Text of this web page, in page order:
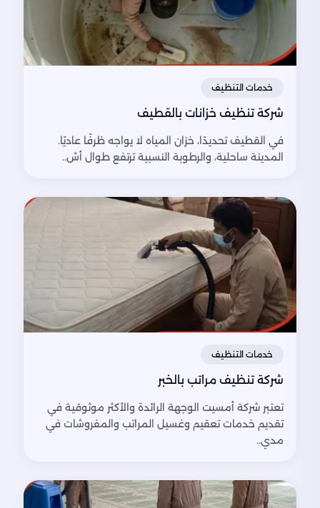
خدمات التنظيف
شركة تنظيف خزانات بالقطيف
في القطيف تحديدًا، خزان المياه لا يواجه ظرفًا عاديًا.
المدينة ساحلية، والرطوبة النسبية ترتفع طوال أش..
خدمات التنظيف
شركة تنظيف مراتب بالخبر
تعتبر شركة أمسيت الوجهة الرائدة والأكثر موثوقية في
تقديم خدمات تعقيم وغسيل المراتب والمفروشات في
مدي..